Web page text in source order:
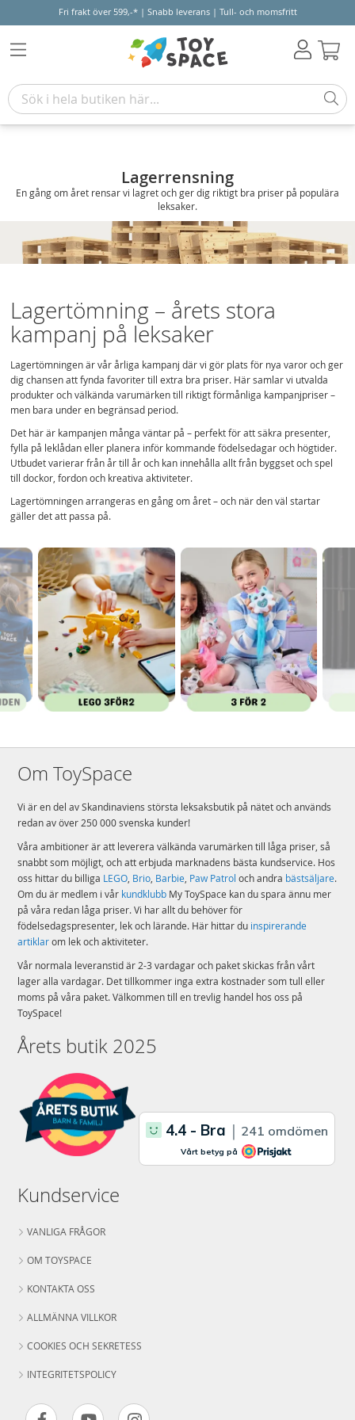
Fri frakt över 599,-* | Snabb leverans | Tull- och momsfritt
Lagerrensning
En gång om året rensar vi lagret och ger dig riktigt bra priser på populära
leksaker.
Lagertömning – årets stora
kampanj på leksaker
Lagertömningen är vår årliga kampanj där vi gör plats för nya varor och ger
dig chansen att fynda favoriter till extra bra priser. Här samlar vi utvalda
produkter och välkända varumärken till riktigt förmånliga kampanjpriser –
men bara under en begränsad period.
Det här är kampanjen många väntar på – perfekt för att säkra presenter,
fylla på leklådan eller planera inför kommande födelsedagar och högtider.
Utbudet varierar från år till år och kan innehålla allt från byggset och spel
till dockor, fordon och kreativa aktiviteter.
Lagertömningen arrangeras en gång om året – och när den väl startar
gäller det att passa på.
Om ToySpace
Vi är en del av Skandinaviens största leksaksbutik på nätet och används
redan av över 250 000 svenska kunder!
Våra ambitioner är att leverera välkända varumärken till låga priser, så
snabbt som möjligt, och att erbjuda marknadens bästa kundservice. Hos
oss hittar du billiga LEGO Brio Barbie Paw Patrol och andra bästsäljare.
Om du är medlem i vår kundklubb My ToySpace kan du spara ännu mer
på våra redan låga priser. Vi har allt du behöver för
födelsedagspresenter, lek och lärande. Här hittar du inspirerande
artiklarom lek och aktiviteter.
Vår normala leveranstid är 2-3 vardagar och paket skickas från vårt
lager alla vardagar. Det tillkommer inga extra kostnader som tull eller
moms på våra paket. Välkommen till en trevlig handel hos oss på
ToySpace!
Årets butik 2025
Kundservice
VANLIGA FRÅGOR
OM TOYSPACE
KONTAKTA OSS
ALLMÄNNA VILLKOR
COOKIES OCH SEKRETESS
INTEGRITETSPOLICY